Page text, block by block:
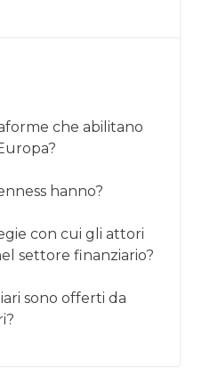
che abilitano
hanno?
con cui gli attori
settore finanziario?
sono offerti da